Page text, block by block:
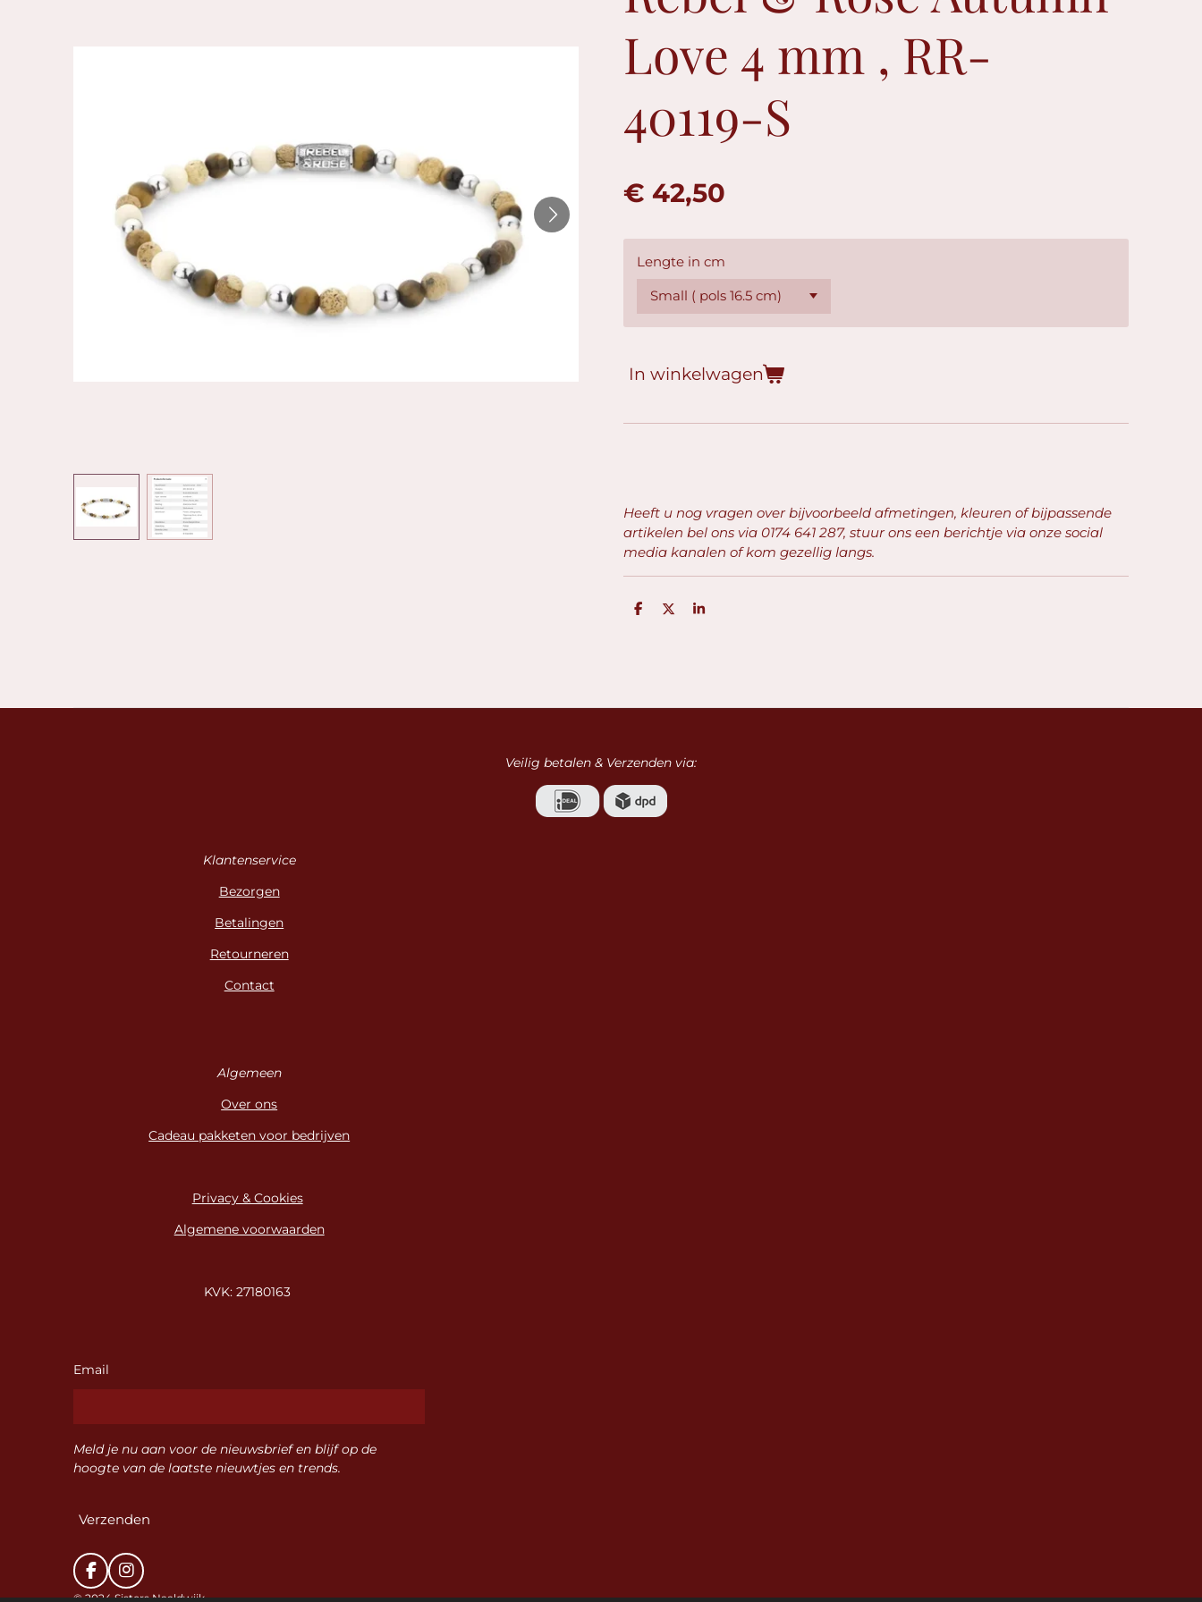
Love 4 mm , RR-
40119-S
€ 42,50
Lengte in cm
In winkelwagen
Heeft u nog vragen over bijvoorbeeld afmetingen, kleuren of bijpassende
artikelen bel ons via 0174 641 287, stuur ons een berichtje via onze social
media kanalen of kom gezellig langs.
D
D
S
Veilig betalen & Verzenden via:
Klantenservice
Bezorgen
Betalingen
Retourneren
Contact
Algemeen
Over ons
Cadeau pakketen voor bedrijven
Privacy & Cookies
Algemene voorwaarden
KVK: 27180163
Email
Meld je nu aan voor de nieuwsbrief en blijf op de
hoogte van de laatste nieuwtjes en trends.
Verzenden
F
a
I
n
© 2024 Sisters Naaldwijk